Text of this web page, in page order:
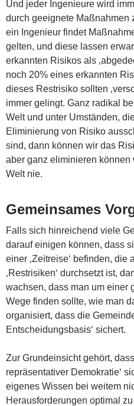
Und jeder Ingenieure wird
durch geeignete Maßnahmen
ein Ingenieur findet
gelten, und diese lassen
erkannten Risikos als
noch 20% eines erkannten
dieses Restrisiko sollten
immer gelingt. Ganz radikal
Welt und unter Umständen,
Eliminierung von Risiko
sind, dann können wir das
aber ganz eliminieren können
Welt nie.
Gemeinsames
Falls sich hinreichend viele
darauf einigen können, dass
einer ‚Zeitreise‘ befinden, die
‚Restrisiken‘ durchsetzt ist,
wachsen, dass man um einer
Wege finden sollte, wie man
organisiert, dass die
Entscheidungsbasis‘ sichert.
Zur Grundeinsicht gehört,
repräsentativer Demokratie‘
eigenes Wissen bei weitem
Herausforderungen optimal